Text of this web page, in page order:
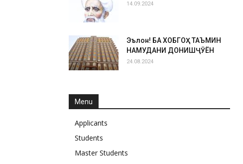
14.09.2024
Эълон! БА ХОБГОҲ ТАЪМИН
НАМУДАНИ ДОНИШҶӮЁН
24.08.2024
Menu
Applicants
Students
Master Students